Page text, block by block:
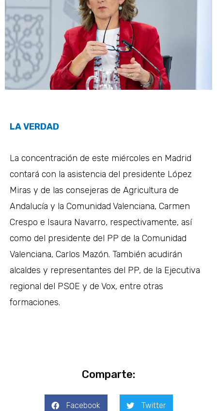
LA VERDAD
La concentración de este miércoles en Madrid
contará con la asistencia del presidente López
Miras y de las consejeras de Agricultura de
Andalucía y la Comunidad Valenciana, Carmen
Crespo e Isaura Navarro, respectivamente, así
como del presidente del PP de la Comunidad
Valenciana, Carlos Mazón. También acudirán
alcaldes y representantes del PP, de la Ejecutiva
regional del PSOE y de Vox, entre otras
formaciones.
Comparte:
Facebook Twitter